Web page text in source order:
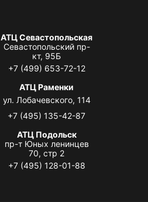
АТЦ Севастопольская
Севастопольский пр-
кт, 95Б
+7 (499) 653-72-12
АТЦ Раменки
ул. Лобачевского, 114
+7 (495) 135-42-87
АТЦ Подольск
пр-т Юных ленинцев
70, стр 2
+7 (495) 128-01-88